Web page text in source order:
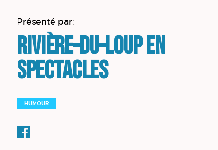
Présenté par:
Rivière-du-Loup en
spectacles
HUMOUR